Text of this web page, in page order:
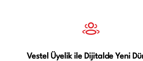
Vestel Üyelik ile Dijitalde Yeni